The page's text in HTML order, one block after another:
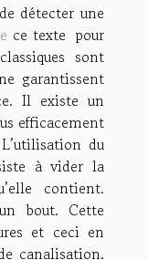
détecter une
ce texte pour
sont
garantissent
Il existe un
efficacement
du
à vider la
contient.
bout. Cette
et ceci en
canalisation.